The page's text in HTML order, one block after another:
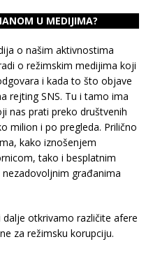
U MEDIJIMA?
o našim aktivnostima
o režimskim medijima koji
i kada to što objave
rejting SNS. Tu i tamo ima
nas prati preko društvenih
milion i po pregleda. Prilično
kako iznošenjem
tako i besplatnim
građanima
otkrivamo različite afere
za režimsku korupciju.